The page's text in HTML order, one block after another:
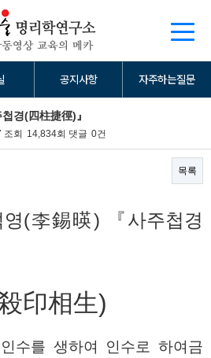
공지사항 자주하는질문
경(四柱捷徑)』
조회 14,834회 댓글 0건
목록
(李錫暎) 『사주첩경
印相生)
수를 생하여 인수로 하여금